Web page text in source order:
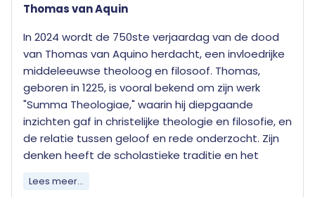
Thomas van Aquin
In 2024 wordt de 750ste verjaardag van de dood
van Thomas van Aquino herdacht, een invloedrijke
middeleeuwse theoloog en filosoof. Thomas,
geboren in 1225, is vooral bekend om zijn werk
"Summa Theologiae," waarin hij diepgaande
inzichten gaf in christelijke theologie en filosofie, en
de relatie tussen geloof en rede onderzocht. Zijn
denken heeft de scholastieke traditie en het
Aquino werd later heilig verklaard en blijft een
Lees meer...